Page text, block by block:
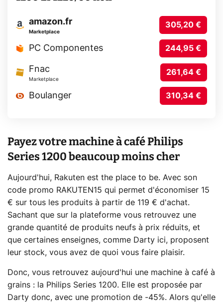
amazon.fr
Marketplace
305,20 €
PC Componentes 244,95 €
Fnac
Marketplace
261,64 €
Boulanger 310,34 €
Payez votre machine à café Philips
Series 1200 beaucoup moins cher
Aujourd'hui, Rakuten est the place to be. Avec son
code promo RAKUTEN15 qui permet d'économiser 15
€ sur tous les produits à partir de 119 € d'achat.
Sachant que sur la plateforme vous retrouvez une
grande quantité de produits neufs à prix réduits, et
que certaines enseignes, comme Darty ici, proposent
leur stock, vous avez de quoi vous faire plaisir.
Donc, vous retrouvez aujourd'hui une machine à café à
grains : la Philips Series 1200. Elle est proposée par
Darty donc, avec une promotion de -45%. Alors qu'elle